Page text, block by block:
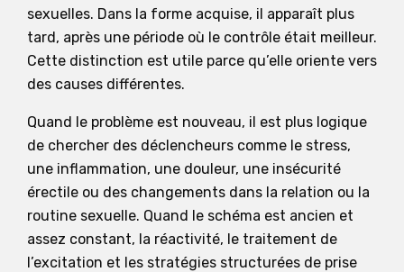
sexuelles. Dans la forme acquise, il apparaît plus
tard, après une période où le contrôle était meilleur.
Cette distinction est utile parce qu’elle oriente vers
des causes différentes.
Quand le problème est nouveau, il est plus logique
de chercher des déclencheurs comme le stress,
une inflammation, une douleur, une insécurité
érectile ou des changements dans la relation ou la
routine sexuelle. Quand le schéma est ancien et
assez constant, la réactivité, le traitement de
l’excitation et les stratégies structurées de prise